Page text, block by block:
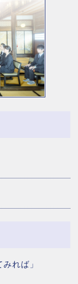
れば」